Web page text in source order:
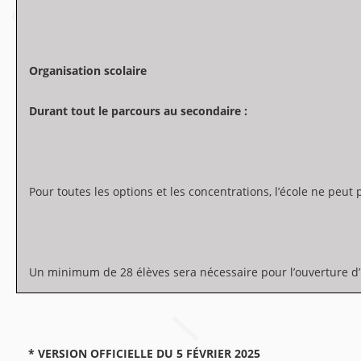
Organisation scolaire
Durant tout le parcours au secondaire :
Pour toutes les options et les concentrations, l’école ne
Un minimum de 28 élèves sera nécessaire pour
* VERSION OFFICIELLE DU 5 FÉVRIER 2025